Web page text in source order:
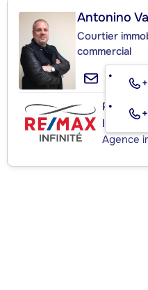
Antonino
Courtier
commercial
RE/
INFINITY
Agence